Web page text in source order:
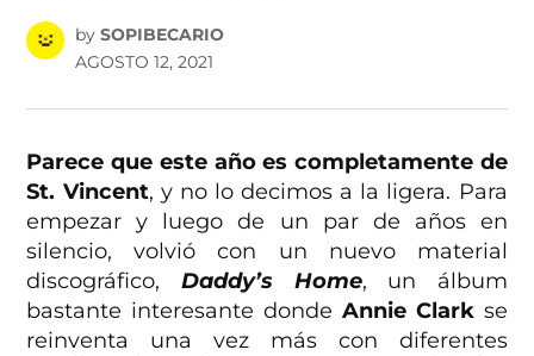
by SOPIBECARIO
AGOSTO 12, 2021
Parece que este año es completamente de
St. Vincent, y no lo decimos a la ligera. Para
empezar y luego de un par de años en
silencio, volvió con un nuevo material
discográfico, Daddy’s Home, un álbum
bastante interesante donde Annie Clarkse
reinventa una vez más con diferentes